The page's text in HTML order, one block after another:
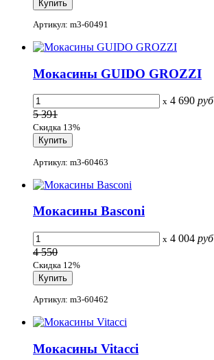
Артикул: m3-60491
Мокасины GUIDO GROZZI
x 4 690 руб
5 391
Скидка 13%
Артикул: m3-60463
Мокасины Basconi
x 4 004 руб
4 550
Скидка 12%
Артикул: m3-60462
Мокасины Vitacci